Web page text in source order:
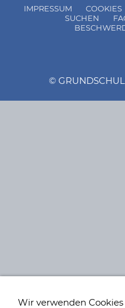
IMPRESSUM COOKIES
SUCHEN
©
Wir verwenden